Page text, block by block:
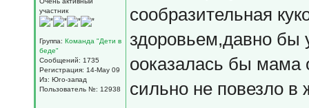
участник
Группа: Команда "Дети в
беде"
Сообщений: 1735
Регистрация: 14-May 09
Из: Юго-запад
Пользователь №: 12938
сообразительная
здоровьем,давно бы
ооказалась бы мама
сильно не повезло в